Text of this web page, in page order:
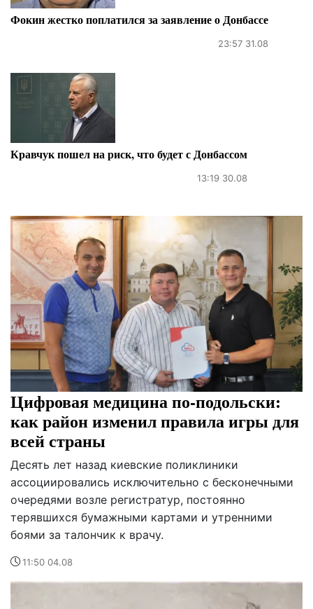
Фокин жестко поплатился за заявление о Донбассе
23:57 31.08
Кравчук пошел на риск, что будет с Донбассом
13:19 30.08
Цифровая медицина по-подольски:
как район изменил правила игры для
всей страны
Десять лет назад киевские поликлиники
ассоциировались исключительно с бесконечными
очередями возле регистратур, постоянно
терявшихся бумажными картами и утренними
боями за талончик к врачу.
11:50 04.08